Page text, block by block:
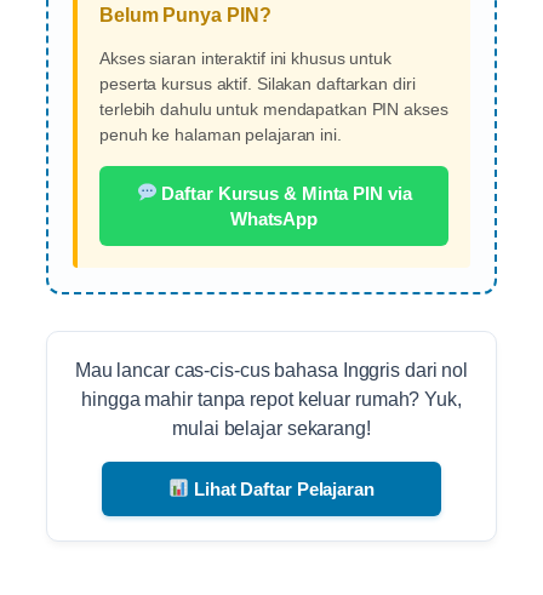
Belum Punya PIN?
Akses siaran interaktif ini khusus untuk
peserta kursus aktif. Silakan daftarkan diri
terlebih dahulu untuk mendapatkan PIN akses
penuh ke halaman pelajaran ini.
Daftar Kursus & Minta PIN via
WhatsApp
Mau lancar cas-cis-cus bahasa Inggris dari nol
hingga mahir tanpa repot keluar rumah? Yuk,
mulai belajar sekarang!
Lihat Daftar Pelajaran